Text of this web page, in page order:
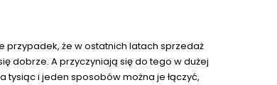
przypadek, że w ostatnich latach sprzedaż
dobrze. A przyczyniają się do tego w dużej
tysiąc i jeden sposobów można je łączyć,